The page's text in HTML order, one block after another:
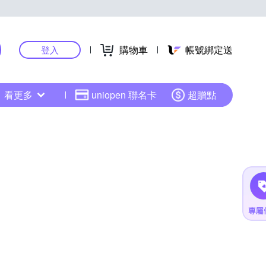
登入 購物車 帳號綁定送
看更多 uniopen 聯名卡 超贈點